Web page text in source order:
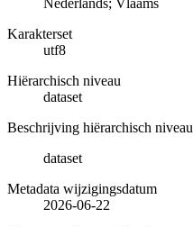
Karakterset
utf8
Hiërarchisch niveau
dataset
Beschrijving hiërarchisch niveau
dataset
Metadata wijzigingsdatum
2026-06-22